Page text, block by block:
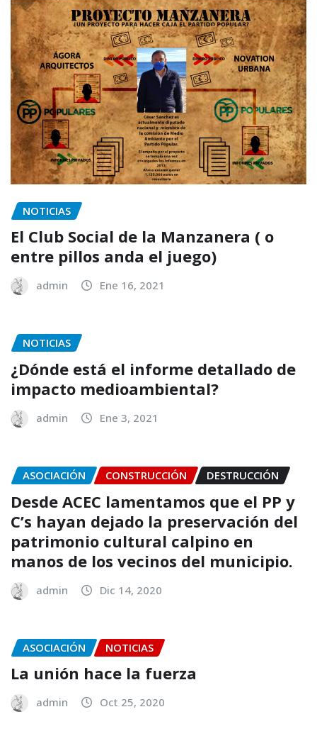
NOTICIAS
El Club Social de la Manzanera ( o
entre pillos anda el juego)
admin Ene 16, 2021
NOTICIAS
¿Dónde está el informe detallado de
impacto medioambiental?
admin Ene 3, 2021
ASOCIACIÓN CONSTRUCCIÓN DESTRUCCIÓN
Desde ACEC lamentamos que el PP y
C’s hayan dejado la preservación del
patrimonio cultural calpino en
manos de los vecinos del municipio.
admin Dic 14, 2020
ASOCIACIÓN NOTICIAS
La unión hace la fuerza
admin Oct 25, 2020